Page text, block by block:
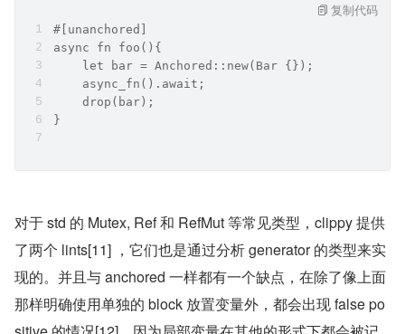
#[unanchored]
async fn foo(){
    let bar = Anchored::new(Bar {});
    async_fn().await;
    drop(bar);
}
复制代码
对于 std 的 Mutex, Ref 和 RefMut 等常见类型，clippy 提供
了两个 lints[11] ，它们也是通过分析 generator 的类型来实
现的。并且与 anchored 一样都有一个缺点，在除了像上面
那样明确使用单独的 block 放置变量外，都会出现 false po